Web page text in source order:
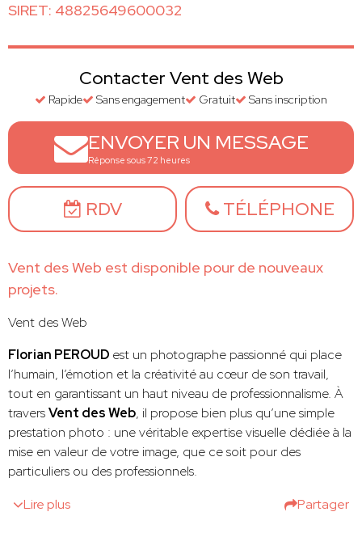
SIRET: 48825649600032
Contacter Vent des Web
Rapide Sans engagement Gratuit Sans inscription
ENVOYER UN MESSAGE
Réponse sous 72 heures
RDV TÉLÉPHONE
Vent des Web est disponible pour de nouveaux
projets.
Vent des Web
Florian PEROUD est un photographe passionné qui place
l’humain, l’émotion et la créativité au cœur de son travail,
tout en garantissant un haut niveau de professionnalisme. À
traversVent des Web, il propose bien plus qu’une simple
prestation photo : une véritable expertise visuelle dédiée à la
mise en valeur de votre image, que ce soit pour des
particuliers ou des professionnels.
Lire plus
Partager